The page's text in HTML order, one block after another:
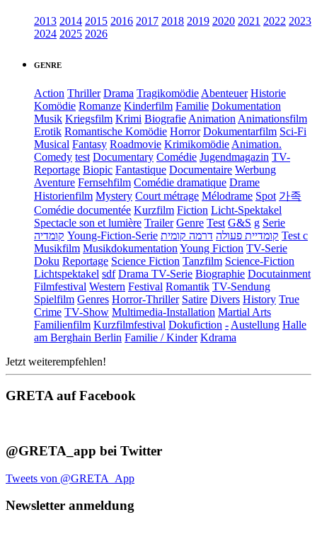
2013 2014 2015 2016 2017 2018 2019 2020 2021 2022 2023
2024 2025 2026
GENRE
Action Thriller Drama Tragikomödie Abenteuer Historie
Komödie Romanze Kinderfilm Familie Dokumentation
Musik Kriegsfilm Krimi Biografie Animation Animationsfilm
Erotik Romantische Komödie Horror Dokumentarfilm Sci-Fi
Musical Fantasy Roadmovie Krimikomödie Animation.
Comedy test Documentary Comédie Jugendmagazin TV-
Reportage Biopic Fantastique Documentaire Werbung
Aventure Fernsehfilm Comédie dramatique Drame
Historienfilm Mystery Court métrage Mélodrame Spot 가족
Comédie documentée Kurzfilm Fiction Licht-Spektakel
Spectacle son et lumière Trailer Genre Test G&S g Serie
קומדיה Young-Fiction-Serie קומדיית פעולה דרמה קומית
Test c
Musikfilm Musikdokumentation Young Fiction TV-Serie
Doku Reportage Science Fiction Tanzfilm Science-Fiction
Lichtspektakel sdf Drama TV-Serie Biographie Docutainment
Filmfestival Western Festival Romantik TV-Sendung
Spielfilm Genres Horror-Thriller Satire Divers History True
Crime TV-Show Multimedia-Installation Martial Arts
Familienfilm Kurzfilmfestival Dokufiction - Austellung Halle
am Berghain Berlin Familie / Kinder Kdrama
Jetzt weiterempfehlen!
GRETA auf Facebook
@GRETA_app bei Twitter
Tweets von @GRETA_App
Newsletter anmeldung